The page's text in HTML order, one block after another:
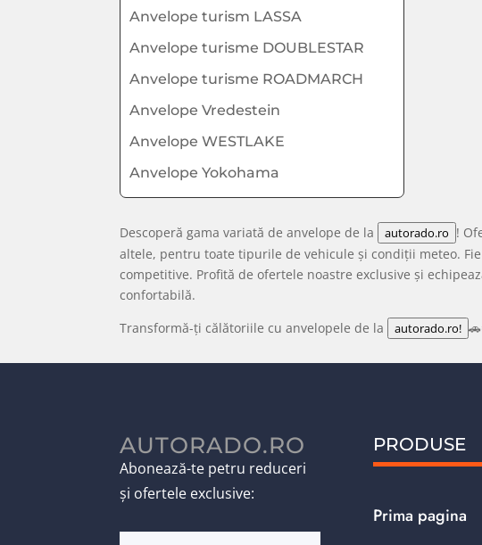
Anvelope turism LASSA
Anvelope turisme DOUBLESTAR
Anvelope turisme ROADMARCH
Anvelope Vredestein
Anvelope WESTLAKE
Anvelope Yokohama
Descoperă gama variată de anvelope de la autorado.ro !
altele, pentru toate tipurile de vehicule și condiții meteo.
competitive. Profită de ofertele noastre exclusive și
confortabilă.
Transformă-ți călătoriile cu anvelopele de la
autorado.ro!
AUTORADO.RO
Abonează-te petru reduceri
și ofertele exclusive:
PRODUSE
Prima pagina